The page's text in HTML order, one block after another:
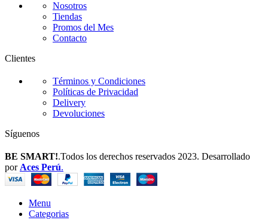
Nosotros
Tiendas
Promos del Mes
Contacto
Clientes
Términos y Condiciones
Políticas de Privacidad
Delivery
Devoluciones
Síguenos
BE SMART!.Todos los derechos reservados 2023. Desarrollado
porAces Perú.
Menu
Categorias